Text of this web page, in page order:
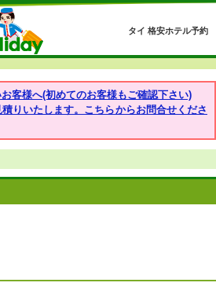
タイ 格安ホテル予約
客様へ(初めてのお客様もご確認下さい)
りいたします。こちらからお問合せくださ